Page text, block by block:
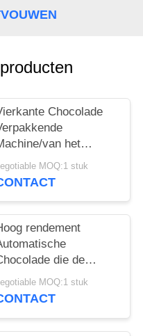
Chocolade
van het
Snoepjesvoedsel
MOQ:1 stuk
rendement
die de
Controle van de
MOQ:1 stuk